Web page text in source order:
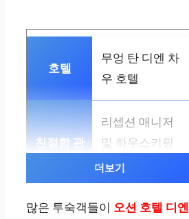
무엉 탄 디엔 차
우 호텔
리셉션 매니저
및 하우스키핑
직원들의 친절
함에 감동
더보기
많은 투숙객들이 오션 호텔 디엔